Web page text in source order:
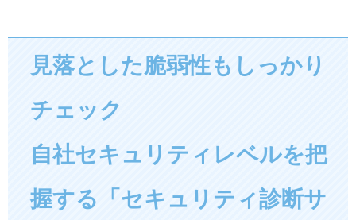
見落とした脆弱性もしっかり
チェック
自社セキュリティレベルを把
握する「セキュリティ診断サ